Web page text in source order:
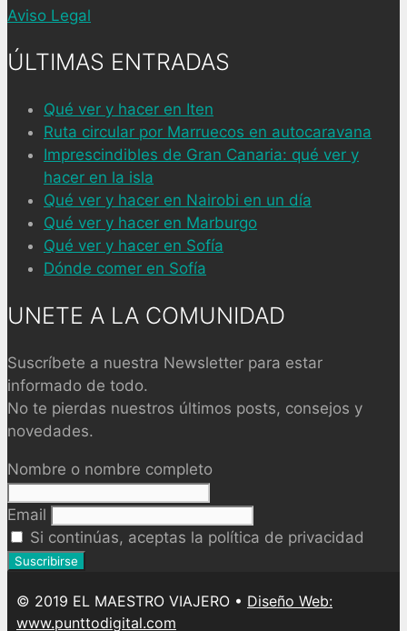
Aviso Legal
ÚLTIMAS ENTRADAS
Qué ver y hacer en Iten
Ruta circular por Marruecos en autocaravana
Imprescindibles de Gran Canaria: qué ver y
hacer en la isla
Qué ver y hacer en Nairobi en un día
Qué ver y hacer en Marburgo
Qué ver y hacer en Sofía
Dónde comer en Sofía
UNETE A LA COMUNIDAD
Suscríbete a nuestra Newsletter para estar
informado de todo.
No te pierdas nuestros últimos posts, consejos y
novedades.
Nombre o nombre completo
Email
Si continúas, aceptas la política de privacidad
© 2019 EL MAESTRO VIAJERO • Diseño Web:
www.punttodigital.com